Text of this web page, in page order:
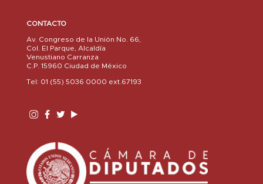
CONTACTO
Av. Congreso de la Unión No. 66,
Col. El Parque, Alcaldía
Venustiano Carranza
C.P. 15960 Ciudad de México
Tel: 01 (55) 5036 0000 ext.67193